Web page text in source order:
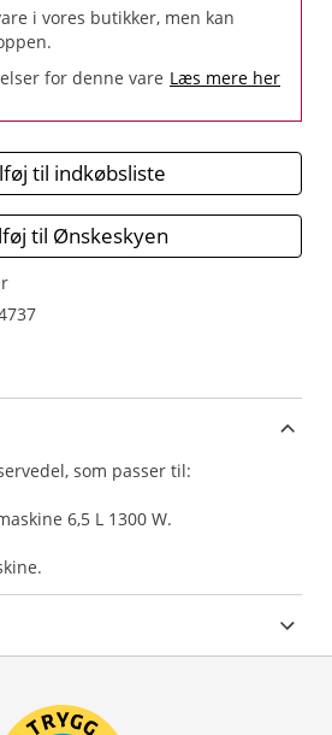
i vores butikker, men kan
for denne vare Læs mere her
til indkøbsliste
til Ønskeskyen
som passer til:
6,5 L 1300 W.